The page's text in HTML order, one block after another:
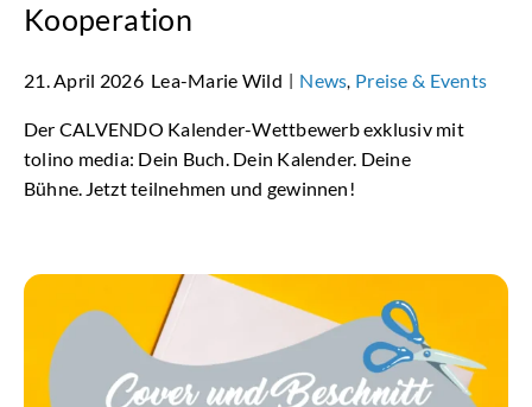
Kooperation
21. April 2026 Lea-Marie Wild | News, Preise & Events
Der CALVENDO Kalender-Wettbewerb exklusiv mit
tolino media: Dein Buch. Dein Kalender. Deine
Bühne. Jetzt teilnehmen und gewinnen!